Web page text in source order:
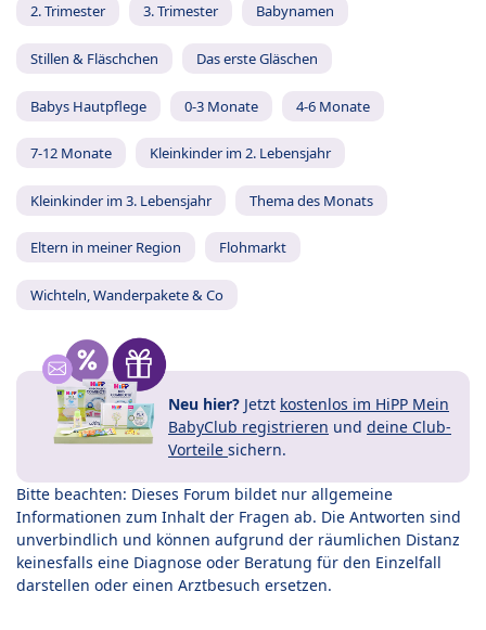
2. Trimester 3. Trimester Babynamen
Stillen & Fläschchen Das erste Gläschen
Babys Hautpflege 0-3 Monate 4-6 Monate
7-12 Monate Kleinkinder im 2. Lebensjahr
Kleinkinder im 3. Lebensjahr Thema des Monats
Eltern in meiner Region Flohmarkt
Wichteln, Wanderpakete & Co
Neu hier? Jetzt kostenlos im HiPP Mein
BabyClub registrieren und deine Club-
Vorteile sichern.
Bitte beachten: Dieses Forum bildet nur allgemeine
Informationen zum Inhalt der Fragen ab. Die Antworten sind
unverbindlich und können aufgrund der räumlichen Distanz
keinesfalls eine Diagnose oder Beratung für den Einzelfall
darstellen oder einen Arztbesuch ersetzen.